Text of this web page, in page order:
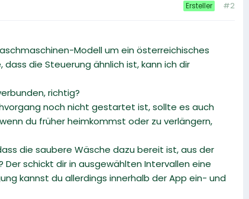
Ersteller #2
Modell um ein österreichisches
die Steuerung ähnlich ist, kann ich dir
richtig?
noch nicht gestartet ist, sollte es auch
du früher heimkommst oder zu verlängern,
die saubere Wäsche dazu bereit ist, aus der
schickt dir in ausgewählten Intervallen eine
kannst du allerdings innerhalb der App ein- und